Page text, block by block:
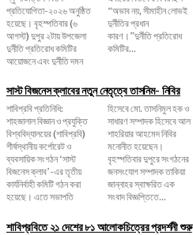
প্রতিযোগিতা-২০২৬ অনুষ্ঠিত
হয়েছে। বৃহস্পতিবার (৬
আগস্ট) দুপুর ২টায় উপজেলা
দুর্নীতি প্রতিরোধ কমিটির
আয়োজনে এবং দুর্নীতি দমন
“অভাব নয়, সীমাহীন লোভই
দুর্নীতির প্রধান
কারণ।”দুর্নীতি প্রতিরোধ
কমিটির...
সাস্ট বিজনেস ক্লাবের নতুন নেতৃত্বে তাসনিম- নিবির
শাবিপ্রবি প্রতিনিধি:
শাহজালাল বিজ্ঞান ও প্রযুক্তি
বিশ্ববিদ্যালয়ের (শাবিপ্রবি)
শীর্ষস্থানীয় কর্পোরেট ও
ব্যবসায়িক সংগঠন ‘সাস্ট
বিজনেস ক্লাব’-এর তৃতীয়
কার্যনির্বাহী কমিটি গঠন করা
হয়েছে। এতে সভাপতি
হিসেবে মো. তাসনিমুল হক ও
সাধারণ সম্পাদক হিসেবে আল
শাহরিয়ার আহমেদ নিবির
মনোনীত হয়েছেন।
বৃহস্পতিবার দুপুরে সংগঠনের
জনসংযোগ সম্পাদক তাকিয়া
জান্নাহর স্বাক্ষরিত এক
সংবাদ বিজ্ঞপ্তিতে...
শাবিপ্রবিতে ২১ দেশের ৮১ আলোকচিত্রের প্রদর্শনী শুরু